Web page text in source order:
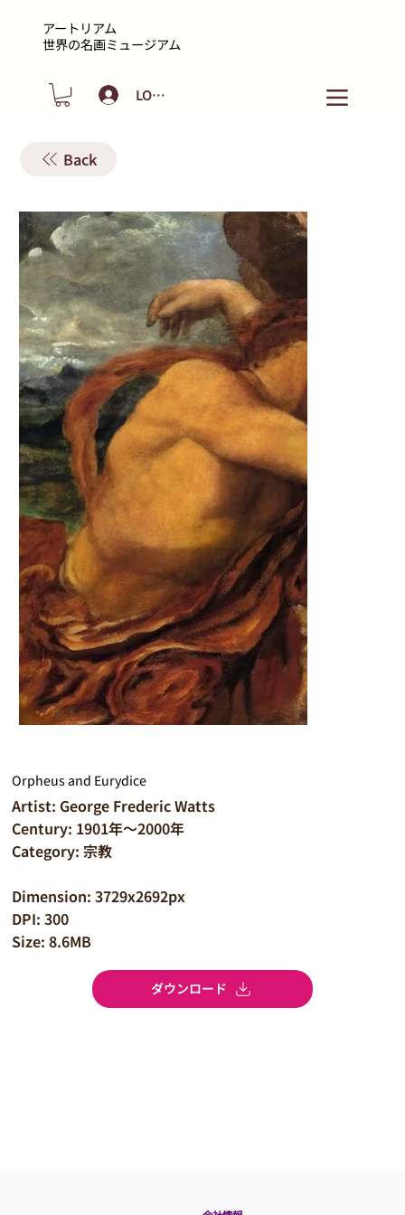
アートリアム
​世界の名画ミュージアム
LOGIN
Back
Orpheus and Eurydice
Artist: George Frederic Watts
Century: 1901年～2000年
Category: 宗教
Dimension: 3729x2692px
DPI: 300
Size: 8.6MB
ダウンロード